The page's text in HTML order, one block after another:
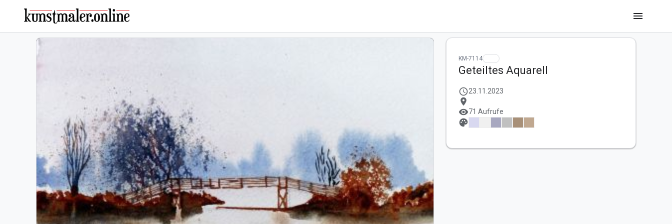
menu
KM-7114
Geteiltes Aquarell
schedule23.11.2023
location_on
visibility71 Aufrufe
palette